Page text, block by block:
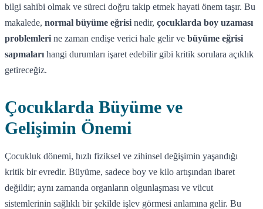
bilgi sahibi olmak ve süreci doğru takip etmek hayati önem taşır. Bu
makalede, normal büyüme eğrisi nedir, çocuklarda boy uzaması
problemleri ne zaman endişe verici hale gelir ve büyüme eğrisi
sapmaları hangi durumları işaret edebilir gibi kritik sorulara açıklık
getireceğiz.
Çocuklarda Büyüme ve
Gelişimin Önemi
Çocukluk dönemi, hızlı fiziksel ve zihinsel değişimin yaşandığı
kritik bir evredir. Büyüme, sadece boy ve kilo artışından ibaret
değildir; aynı zamanda organların olgunlaşması ve vücut
sistemlerinin sağlıklı bir şekilde işlev görmesi anlamına gelir. Bu